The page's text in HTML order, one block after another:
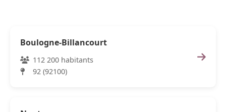
Boulogne-Billancourt
112 200 habitants
92 (92100)